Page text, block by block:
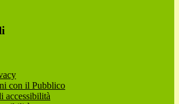
con il Pubblico
accessibilità